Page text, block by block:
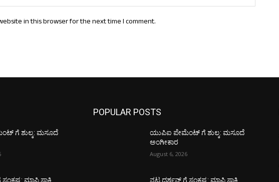
in this browser for the next time I comment.
ಗೆ ಶುಲ್ಕ: ಮಸೂದೆ
ಮಾಫಿ ಸಾಕ್ಷಿ
POPULAR POSTS
ಯುಪಿಐ ಪೇಮೆಂಟ್ ಗೆ ಶುಲ್ಕ: ಮಸೂದೆ
ಅಂಗೀಕಾರ
August 6, 2026
ನಟ ದರ್ಶನ್ ಗೆ ಸಂಕಷ್ಟ: ಮಾಫಿ ಸಾಕ್ಷಿ